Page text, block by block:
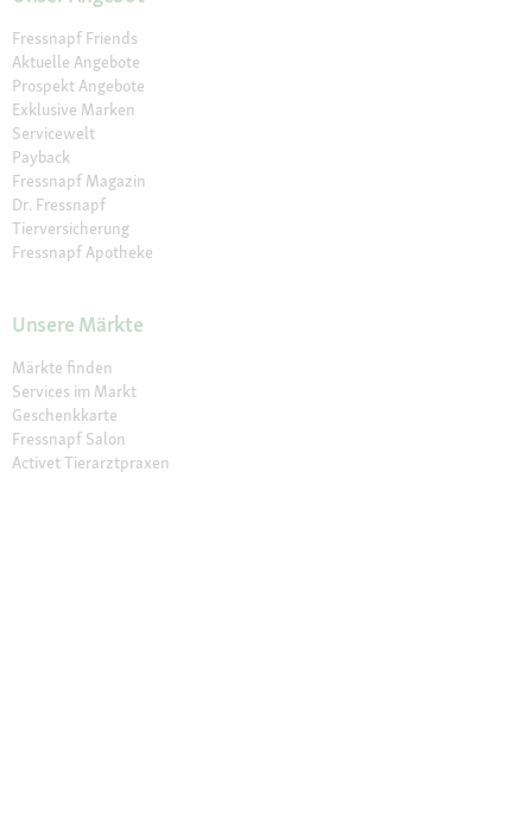
Fressnapf Friends
Aktuelle Angebote
Prospekt Angebote
Exklusive Marken
Servicewelt
Payback
Fressnapf Magazin
Dr. Fressnapf
Tierversicherung
Fressnapf Apotheke
Unsere Märkte
Märkte finden
Services im Markt
Geschenkkarte
Fressnapf Salon
Activet Tierarztpraxen